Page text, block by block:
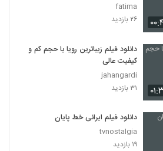
fatima
۲۶ بازدید
دانلود فیلم زیباترین رویا با حجم کم و
کیفیت عالی
jahangardi
۳۱ بازدید
دانلود فیلم ایرانی خط پایان
tvnostalgia
۱۹ بازدید